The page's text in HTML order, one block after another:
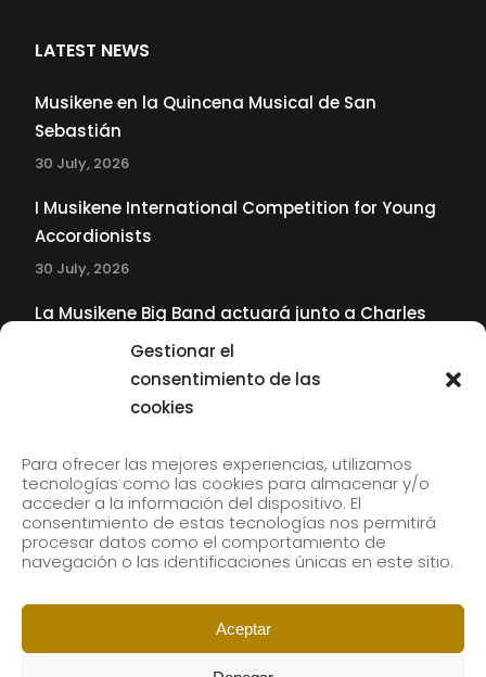
Gestionar el
consentimiento de las
cookies
Para ofrecer las mejores experiencias, utilizamos
tecnologías como las cookies para almacenar y/o
acceder a la información del dispositivo. El
consentimiento de estas tecnologías nos permitirá
procesar datos como el comportamiento de
navegación o las identificaciones únicas en este sitio.
Aceptar
LATEST NEWS
Musikene en la Quincena Musical de San
Sebastián
30 July, 2026
I Musikene International Competition for Young
Accordionists
30 July, 2026
La Musikene Big Band actuará junto a Charles
Tolliver en el 61 Jazzaldia
Subscribe to our newsletter to receive our news by
email.